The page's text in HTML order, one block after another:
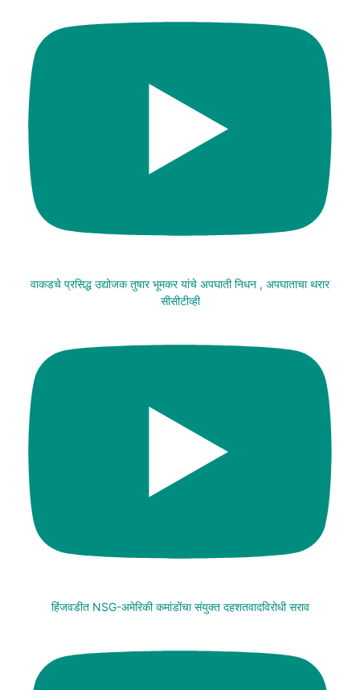
वाकडचे प्रसिद्ध उद्योजक तुषार भूमकर यांचे अपघाती निधन , अपघाताचा थरार
सीसीटीव्ही
हिंजवडीत NSG-अमेरिकी कमांडोंचा संयुक्त दहशतवादविरोधी सराव